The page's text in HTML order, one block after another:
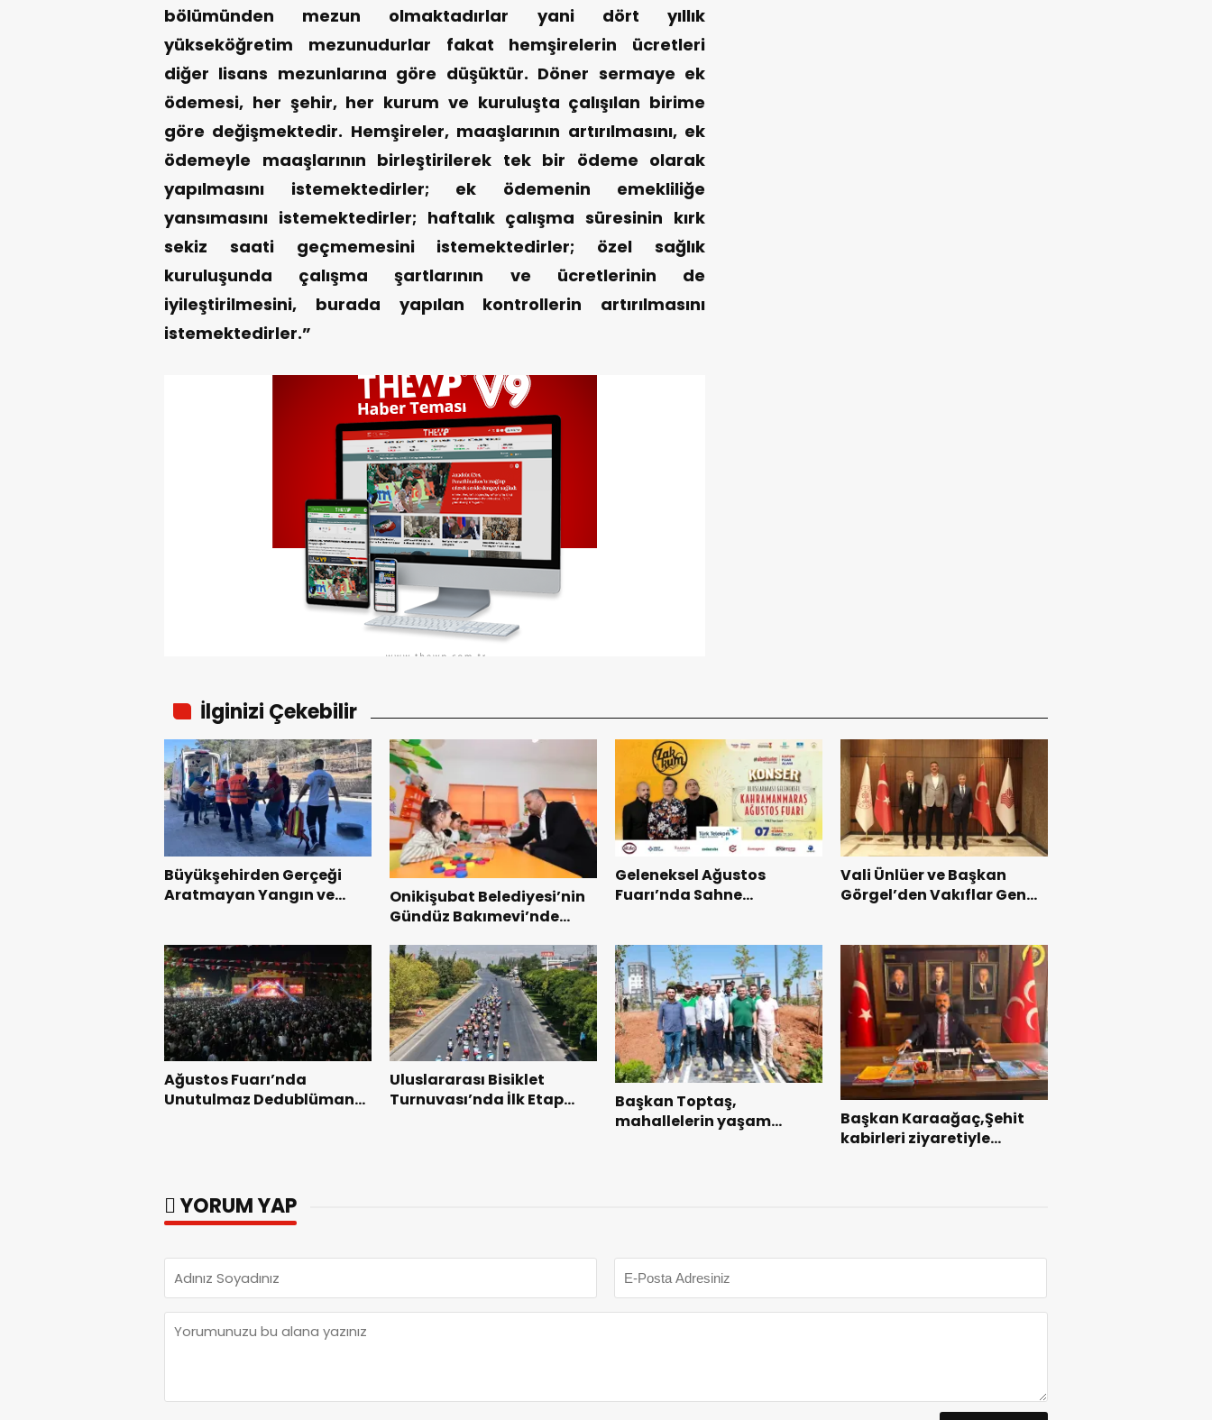
bölümünden mezun olmaktadırlar yani dört yıllık
yükseköğretim mezunudurlar fakat hemşirelerin ücretleri
diğer lisans mezunlarına göre düşüktür. Döner sermaye ek
ödemesi, her şehir, her kurum ve kuruluşta çalışılan birime
göre değişmektedir. Hemşireler, maaşlarının artırılmasını, ek
ödemeyle maaşlarının birleştirilerek tek bir ödeme olarak
yapılmasını istemektedirler; ek ödemenin emekliliğe
yansımasını istemektedirler; haftalık çalışma süresinin kırk
sekiz saati geçmemesini istemektedirler; özel sağlık
kuruluşunda çalışma şartlarının ve ücretlerinin de
iyileştirilmesini, burada yapılan kontrollerin artırılmasını
istemektedirler.”
İlginizi Çekebilir
Büyükşehirden Gerçeği
Aratmayan Yangın ve
Onikişubat Belediyesi’nin
Gündüz Bakımevi’nde
başladı.
Geleneksel Ağustos
Fuarı’nda Sahne
Vali Ünlüer ve Başkan
Görgel’den Vakıflar Genel
Ağustos Fuarı’nda
Unutulmaz Dedublüman
Uluslararası Bisiklet
Turnuvası’nda İlk Etap
Başkan Toptaş,
mahallelerin yaşam
Başkan Karaağaç,Şehit
kabirleri ziyaretiyle
YORUM YAP